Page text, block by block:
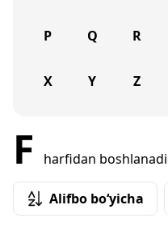
P Q R
X Y Z
F harfidan
Alifbo bo‘yicha